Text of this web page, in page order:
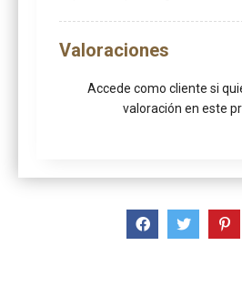
Valoraciones
Accede como cliente si
valoración en este